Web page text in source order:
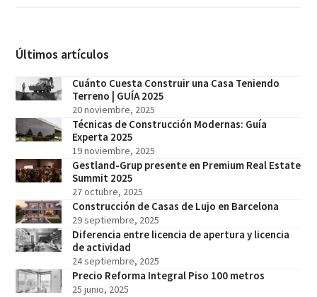
Últimos artículos
Cuánto Cuesta Construir una Casa Teniendo
Terreno | GUÍA 2025
20 noviembre, 2025
Técnicas de Construcción Modernas: Guía
Experta 2025
19 noviembre, 2025
Gestland-Grup presente en Premium Real Estate
Summit 2025
27 octubre, 2025
Construcción de Casas de Lujo en Barcelona
29 septiembre, 2025
Diferencia entre licencia de apertura y licencia
de actividad
24 septiembre, 2025
Precio Reforma Integral Piso 100 metros
25 junio, 2025